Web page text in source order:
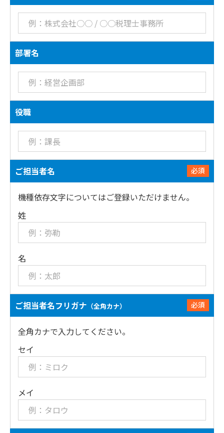
部署名
役職
必須
ご担当者名
機種依存文字についてはご登録いただけません。
姓
名
必須
ご担当者名フリガナ （全角カナ）
全角カナで入力してください。
セイ
メイ